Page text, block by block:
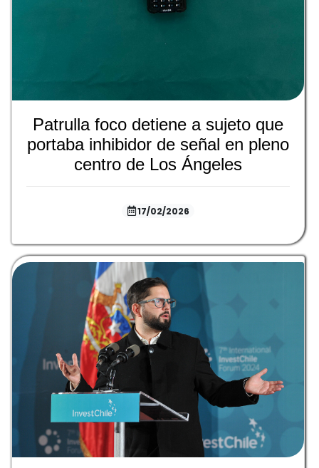
Patrulla foco detiene a sujeto que
portaba inhibidor de señal en pleno
centro de Los Ángeles
17/02/2026